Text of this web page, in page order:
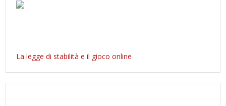
La legge di stabilità e il gioco online